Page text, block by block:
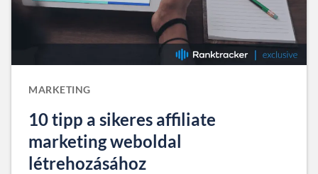
MARKETING
10 tipp a sikeres affiliate
marketing weboldal
létrehozásához